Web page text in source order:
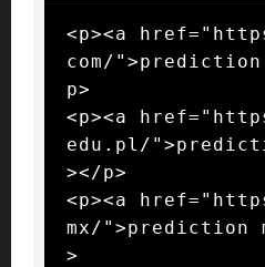
<p><a
com/
p>
<p><a
edu.pl/
></p>
<p><a
mx/">prediction
>